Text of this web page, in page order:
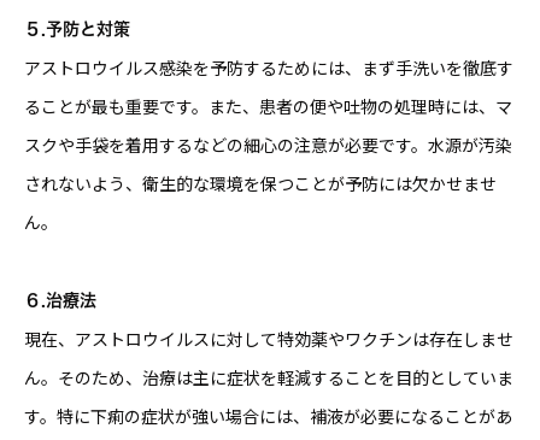
５.予防と対策
アストロウイルス感染を予防するためには、まず手洗いを徹底す
ることが最も重要です。また、患者の便や吐物の処理時には、マ
スクや手袋を着用するなどの細心の注意が必要です。水源が汚染
されないよう、衛生的な環境を保つことが予防には欠かせませ
ん。
６.治療法
現在、アストロウイルスに対して特効薬やワクチンは存在しませ
ん。そのため、治療は主に症状を軽減することを目的としていま
す。特に下痢の症状が強い場合には、補液が必要になることがあ